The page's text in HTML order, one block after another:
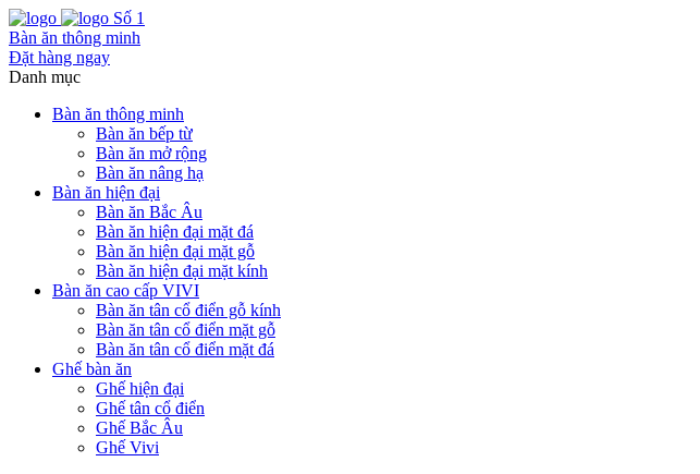
Số 1
Bàn ăn thông minh
Đặt hàng ngay
Danh mục
Bàn ăn thông minh
Bàn ăn bếp từ
Bàn ăn mở rộng
Bàn ăn nâng hạ
Bàn ăn hiện đại
Bàn ăn Bắc Âu
Bàn ăn hiện đại mặt đá
Bàn ăn hiện đại mặt gỗ
Bàn ăn hiện đại mặt kính
Bàn ăn cao cấp VIVI
Bàn ăn tân cổ điển gỗ kính
Bàn ăn tân cổ điển mặt gỗ
Bàn ăn tân cổ điển mặt đá
Ghế bàn ăn
Ghế hiện đại
Ghế tân cổ điển
Ghế Bắc Âu
Ghế Vivi